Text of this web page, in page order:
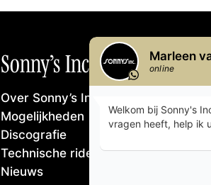
Sonny’s Inc.
Over Sonny’s Inc.
Mogelijkheden
Discografie
Technische rider
Nieuws